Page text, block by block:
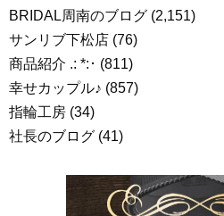
BRIDAL周南のブログ (2,151)
サンリブ下松店 (76)
商品紹介 .: *:･ (811)
幸せカップル♪ (857)
指輪工房 (34)
社長のブログ (41)